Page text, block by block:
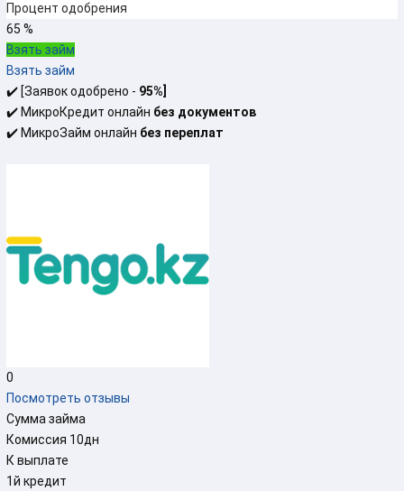
Процент одобрения
65 %
Взять займ
Взять займ
✔️ [Заявок одобрено - 95%
✔️ МикроКредит онлайн без документов
✔️ МикроЗайм онлайн без переплат
0
Посмотреть отзывы
Сумма займа
Комиссия 10дн
К выплате
1й кредит